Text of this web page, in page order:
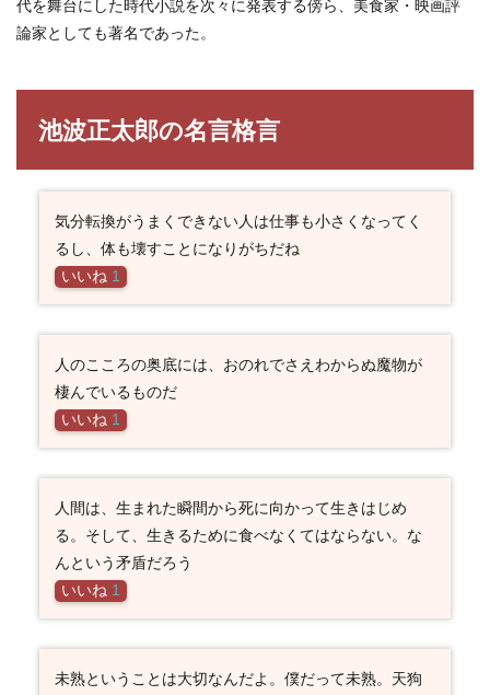
代を舞台にした時代小説を次々に発表する傍ら、美食家・映画評
論家としても著名であった。
池波正太郎の名言格言
気分転換がうまくできない人は仕事も小さくなってく
るし、体も壊すことになりがちだね
いいね 1
人のこころの奥底には、おのれでさえわからぬ魔物が
棲んでいるものだ
いいね 1
人間は、生まれた瞬間から死に向かって生きはじめ
る。そして、生きるために食べなくてはならない。な
んという矛盾だろう
いいね 1
未熟ということは大切なんだよ。僕だって未熟。天狗